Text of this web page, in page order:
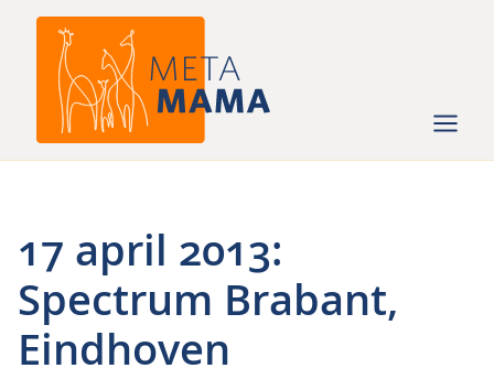
17 april 2013:
Spectrum Brabant,
Eindhoven